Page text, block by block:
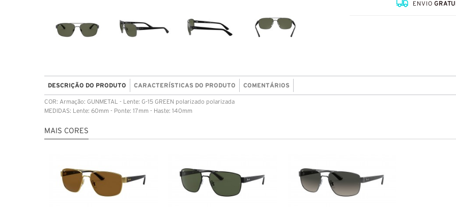
ENVIO
DESCRIÇÃO DO PRODUTO CARACTERÍSTICAS DO PRODUTO COMENTÁRIOS
COR: Armação: GUNMETAL - Lente: G-15 GREEN polarizado polarizada
MEDIDAS: Lente: 60mm - Ponte: 17mm - Haste: 140mm
MAIS CORES